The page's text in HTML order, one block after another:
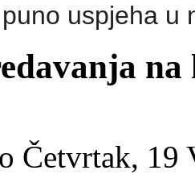
uspjeha u
Četvrtak, 19